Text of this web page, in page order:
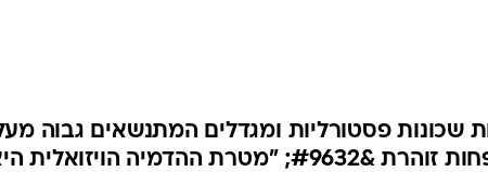
שכונות פסטורליות ומגדלים המתנשאים גבוה
הסביבה, אך המציאות - הרבה פחות זוהרת &#9632; "מטרת ההדמיה הויזואלית